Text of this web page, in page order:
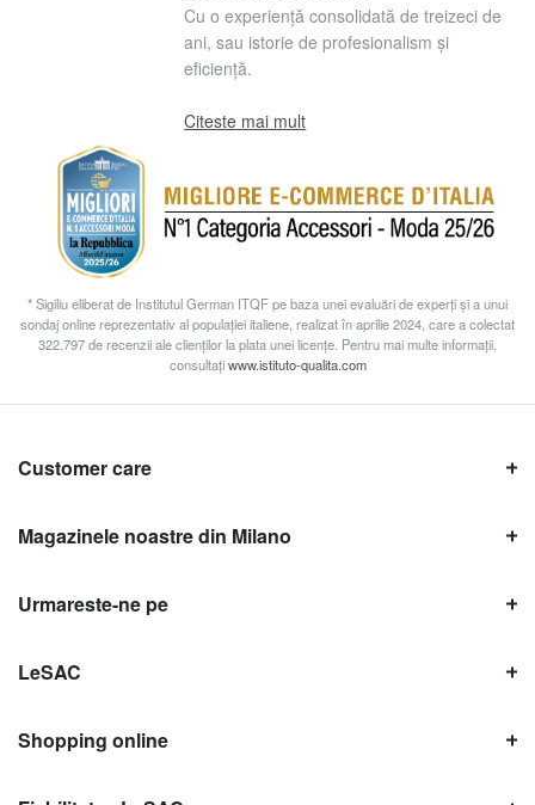
Cu o experiență consolidată de treizeci de
ani, sau istorie de profesionalism și
eficiență.
Citeste mai mult
* Sigiliu eliberat de Institutul German ITQF pe baza unei evaluări de experți și a unui
sondaj online reprezentativ al populației italiene, realizat în aprilie 2024, care a colectat
322.797 de recenzii ale clienților la plata unei licențe. Pentru mai multe informații,
consultațiwww.istituto-qualita.com
Customer care
Magazinele noastre din Milano
Urmareste-ne pe
LeSAC
Shopping online